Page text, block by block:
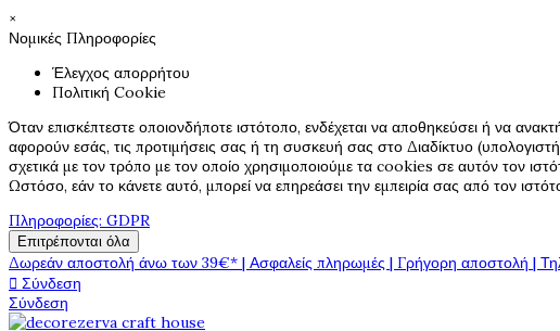
×
Νομικές Πληροφορίες
Έλεγχος απορρήτου
Πολιτική Cookie
Όταν επισκέπτεστε οποιονδήποτε ιστότοπο, ενδέχεται να αποθηκεύσει ή να
αφορούν εσάς, τις προτιμήσεις σας ή τη συσκευή σας στο Διαδίκτυο
σχετικά με τον τρόπο με τον οποίο χρησιμοποιούμε τα cookies σε αυτόν τον
Ωστόσο, εάν το κάνετε αυτό, μπορεί να επηρεάσει την εμπειρία σας από τον
Πληροφορίες: GDPR
Επιτρέπονται όλα
Δωρεάν αποστολή άνω των 39€* | Ασφαλείς πληρωμές | Γρήγορη αποστολή |
 Σύνδεση
Σύνδεση